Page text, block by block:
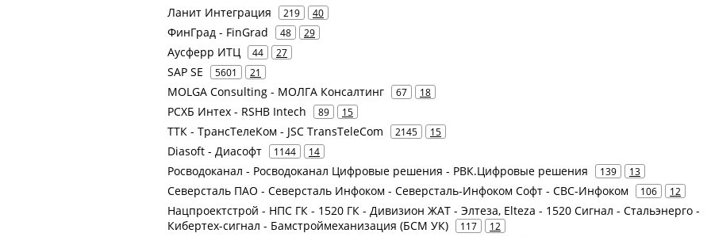
Ланит Интеграция 219 40
ФинГрад - FinGrad 48 29
Аусферр ИТЦ 44 27
SAP SE 5601 21
MOLGA Consulting - МОЛГА Консалтинг 67 18
РСХБ Интех - RSHB Intech 89 15
ТТК - ТрансТелеКом - JSC TransTeleCom 2145 15
Diasoft - Диасофт 1144 14
Росводоканал - Росводоканал Цифровые решения - РВК.Цифровые решения 139 13
Северсталь ПАО - Северсталь Инфоком - Северсталь-Инфоком Софт - СВС-Инфоком 106 12
Нацпроектстрой - НПС ГК - 1520 ГК - Дивизион ЖАТ - Элтеза, Elteza - 1520 Сигнал - Стальэнерго -
Кибертех-сигнал - Бамстроймеханизация (БСМ УК)
117 12